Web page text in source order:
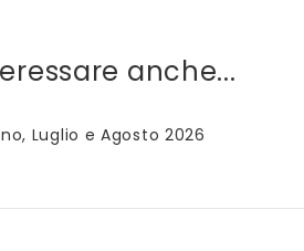
anche...
Luglio e Agosto 2026